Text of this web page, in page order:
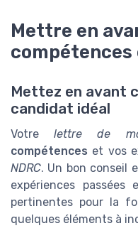
Mettre en
Mettez en avant
candidat idéal
Votrelettre de
compétences et vos
NDRC. Un bon conseil
expériences
pertinentes pour la
quelques éléments à